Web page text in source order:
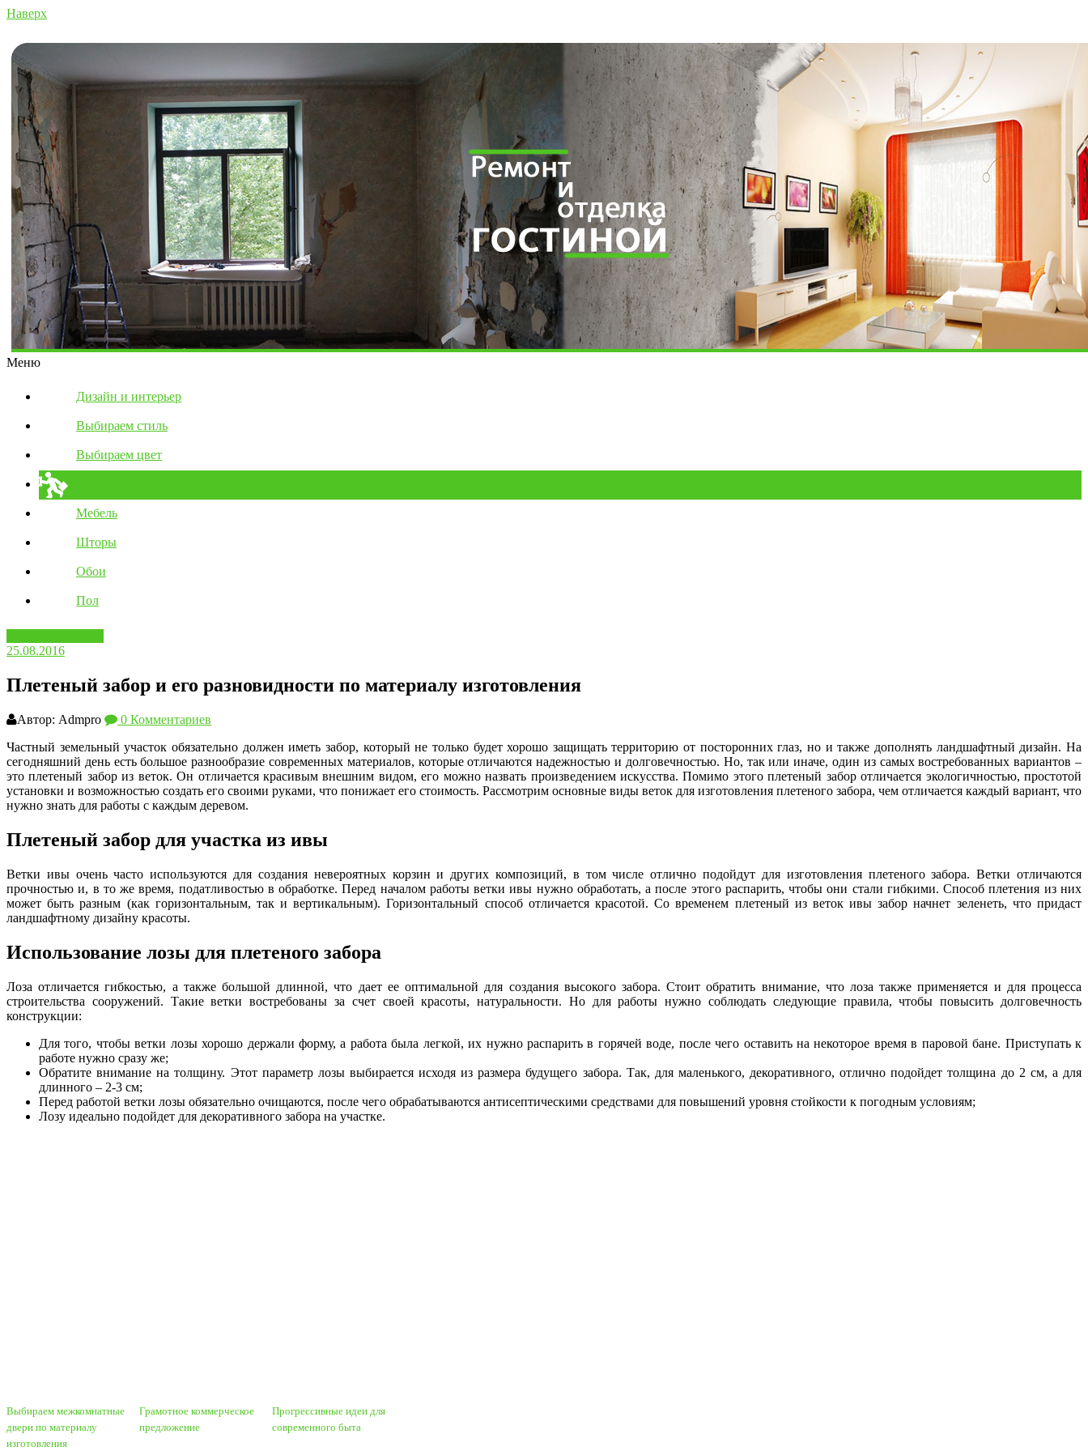
Наверх
Меню
Дизайн и интерьер
Выбираем стиль
Выбираем цвет
Мебель
Шторы
Обои
Пол
25.08.2016
Плетеный забор и его разновидности по материалу изготовления
Автор: Admpro
0 Комментариев
Частный земельный участок обязательно должен иметь забор, который не только будет хорошо защищать территорию от посторонних глаз, но и также дополнять ландшафтный дизайн. На
сегодняшний день есть большое разнообразие современных материалов, которые отличаются надежностью и долговечностью. Но, так или иначе, один из самых востребованных вариантов –
это плетеный забор из веток. Он отличается красивым внешним видом, его можно назвать произведением искусства. Помимо этого плетеный забор отличается экологичностью, простотой
установки и возможностью создать его своими руками, что понижает его стоимость. Рассмотрим основные виды веток для изготовления плетеного забора, чем отличается каждый вариант, что
нужно знать для работы с каждым деревом.
Плетеный забор для участка из ивы
Ветки ивы очень часто используются для создания невероятных корзин и других композиций, в том числе отлично подойдут для изготовления плетеного забора. Ветки отличаются
прочностью и, в то же время, податливостью в обработке. Перед началом работы ветки ивы нужно обработать, а после этого распарить, чтобы они стали гибкими. Способ плетения из них
может быть разным (как горизонтальным, так и вертикальным). Горизонтальный способ отличается красотой. Со временем плетеный из веток ивы забор начнет зеленеть, что придаст
ландшафтному дизайну красоты.
Использование лозы для плетеного забора
Лоза отличается гибкостью, а также большой длинной, что дает ее оптимальной для создания высокого забора. Стоит обратить внимание, что лоза также применяется и для процесса
строительства сооружений. Такие ветки востребованы за счет своей красоты, натуральности. Но для работы нужно соблюдать следующие правила, чтобы повысить долговечность
конструкции:
Для того, чтобы ветки лозы хорошо держали форму, а работа была легкой, их нужно распарить в горячей воде, после чего оставить на некоторое время в паровой бане. Приступать к
работе нужно сразу же;
Обратите внимание на толщину. Этот параметр лозы выбирается исходя из размера будущего забора. Так, для маленького, декоративного, отлично подойдет толщина до 2 см, а для
длинного – 2-3 см;
Перед работой ветки лозы обязательно очищаются, после чего обрабатываются антисептическими средствами для повышений уровня стойкости к погодным условиям;
Лозу идеально подойдет для декоративного забора на участке.
Выбираем межкомнатные
двери по материалу
изготовления
Грамотное коммерческое
предложение
Прогрессивные идеи для
современного быта